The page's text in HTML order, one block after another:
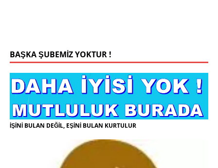
BAŞKA ŞUBEMİZ YOKTUR !
İŞİNİ BULAN DEĞİL, EŞİNİ BULAN KURTULUR